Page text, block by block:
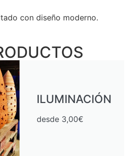
con diseño moderno.
ILUMINACIÓN
desde 3,00€